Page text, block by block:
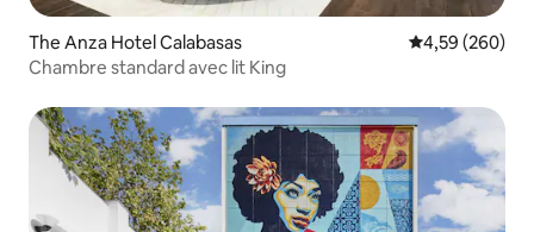
The Anza Hotel Calabasas Évaluation
4,59 (260)
Chambre standard avec lit King